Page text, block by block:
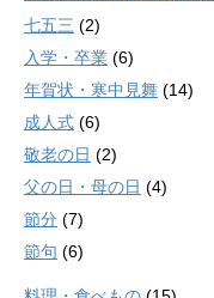
七五三 (2)
入学・卒業 (6)
年賀状・寒中見舞 (14)
成人式 (6)
敬老の日 (2)
父の日・母の日 (4)
節分 (7)
節句 (6)